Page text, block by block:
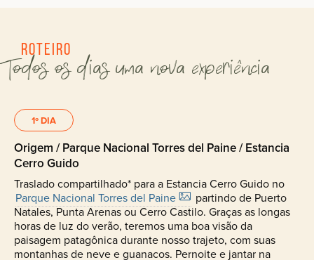
Roteiro
Todos os dias uma nova experiência
1º DIA
Origem / Parque Nacional Torres del Paine / Estancia
Cerro Guido
Traslado compartilhado* para a Estancia Cerro Guido no
Parque Nacional Torres del Paine
partindo de Puerto
Natales, Punta Arenas ou Cerro Castilo. Graças as longas
horas de luz do verão, teremos uma boa visão da
paisagem patagônica durante nosso trajeto, com suas
montanhas de neve e guanacos. Pernoite e jantar na